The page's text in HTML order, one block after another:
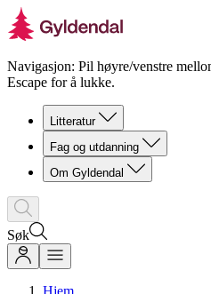
Navigasjon: Pil høyre/venstre
Escape for å lukke.
Litteratur
Fag og utdanning
Om Gyldendal
Søk
Hjem